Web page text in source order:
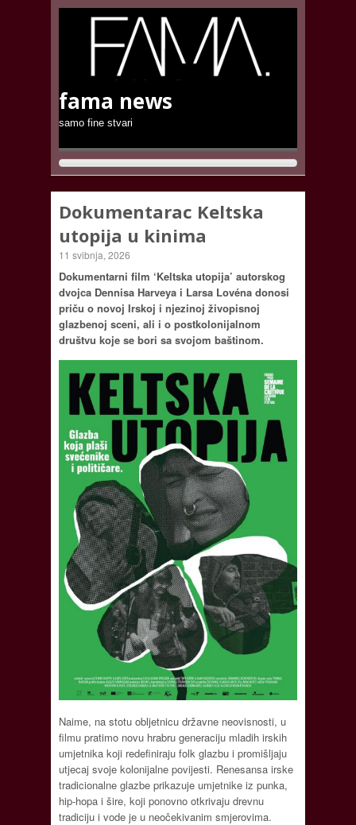
fama news
samo fine stvari
Dokumentarac Keltska
utopija u kinima
11 svibnja, 2026
Dokumentarni film ‘Keltska utopija’ autorskog
dvojca Dennisa Harveya i Larsa Lovéna donosi
priču o novoj Irskoj i njezinoj živopisnoj
glazbenoj sceni, ali i o postkolonijalnom
društvu koje se bori sa svojom baštinom.
Naime, na stotu obljetnicu državne neovisnosti, u
filmu pratimo novu hrabru generaciju mladih irskih
umjetnika koji redefiniraju folk glazbu i promišljaju
utjecaj svoje kolonijalne povijesti. Renesansa irske
tradicionalne glazbe prikazuje umjetnike iz punka,
hip-hopa i šire, koji ponovno otkrivaju drevnu
tradiciju i vode je u neočekivanim smjerovima.